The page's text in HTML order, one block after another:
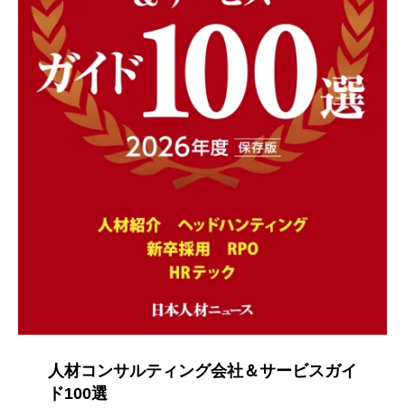
人材コンサルティング会社＆サービスガイ
ド100選